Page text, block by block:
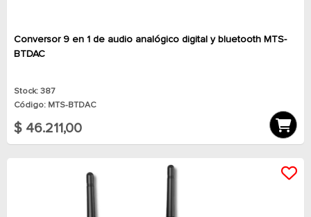
Conversor 9 en 1 de audio analógico digital y bluetooth MTS-
BTDAC
Stock: 387
Código: MTS-BTDAC
$ 46.211,00